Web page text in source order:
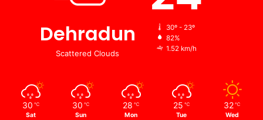
Dehradun
Scattered Clouds
30º - 23º
82%
1.52 km/h
30 ℃
Sat
30 ℃
Sun
28 ℃
Mon
25 ℃
Tue
32 ℃
Wed